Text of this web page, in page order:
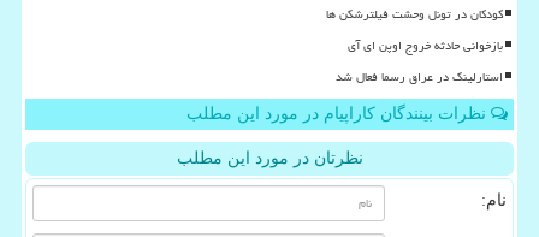
کودکان در تونل وحشت فیلترشکن ها
بازخوانی حادثه خروج اوپن ای آی
استارلینک در عراق رسما فعال شد
نظرات بینندگان کاراپیام در مورد این مطلب
نظرتان در مورد این مطلب
نام: